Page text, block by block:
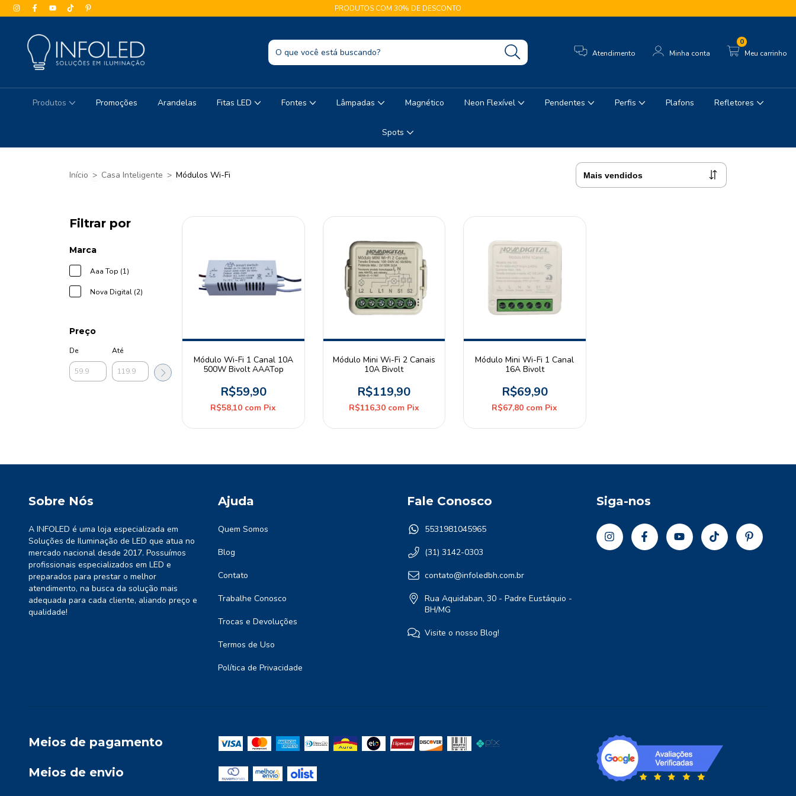
PRODUTOS COM 30% DE DESCONTO
Atendimento Minha conta Meu carrinho
0
Produtos Promoções Arandelas Fitas LED Fontes Lâmpadas Magnético Neon Flexível Pendentes Perfis Plafons Refletores
Spots
Início > Casa Inteligente > Módulos Wi-Fi
Filtrar por
Marca
Aaa Top (1)
Nova Digital (2)
Preço
De Até
Módulo Wi-Fi 1 Canal 10A
500W Bivolt AAATop
R$59,90
R$58,10 com Pix
Módulo Mini Wi-Fi 2 Canais
10A Bivolt
R$119,90
R$116,30 com Pix
Módulo Mini Wi-Fi 1 Canal
16A Bivolt
R$69,90
R$67,80 com Pix
Sobre Nós
A INFOLED é uma loja especializada em
Soluções de Iluminação de LED que atua no
mercado nacional desde 2017. Possuímos
profissionais especializados em LED e
preparados para prestar o melhor
atendimento, na busca da solução mais
adequada para cada cliente, aliando preço e
qualidade!
Ajuda
Quem Somos
Blog
Contato
Trabalhe Conosco
Trocas e Devoluções
Termos de Uso
Política de Privacidade
Fale Conosco
5531981045965
(31) 3142-0303
contato@infoledbh.com.br
Rua Aquidaban, 30 - Padre Eustáquio -
BH/MG
Visite o nosso Blog!
Siga-nos
Meios de pagamento
Meios de envio